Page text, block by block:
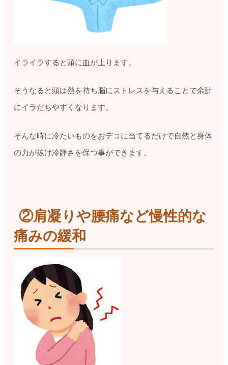
イライラすると頭に血が上ります。
そうなると頭は熱を持ち脳にストレスを与えることで余計
にイラだちやすくなります。
そんな時に冷たいものをおデコに当てるだけで自然と身体
の力が抜け冷静さを保つ事ができます。
②肩凝りや腰痛など慢性的な
痛みの緩和